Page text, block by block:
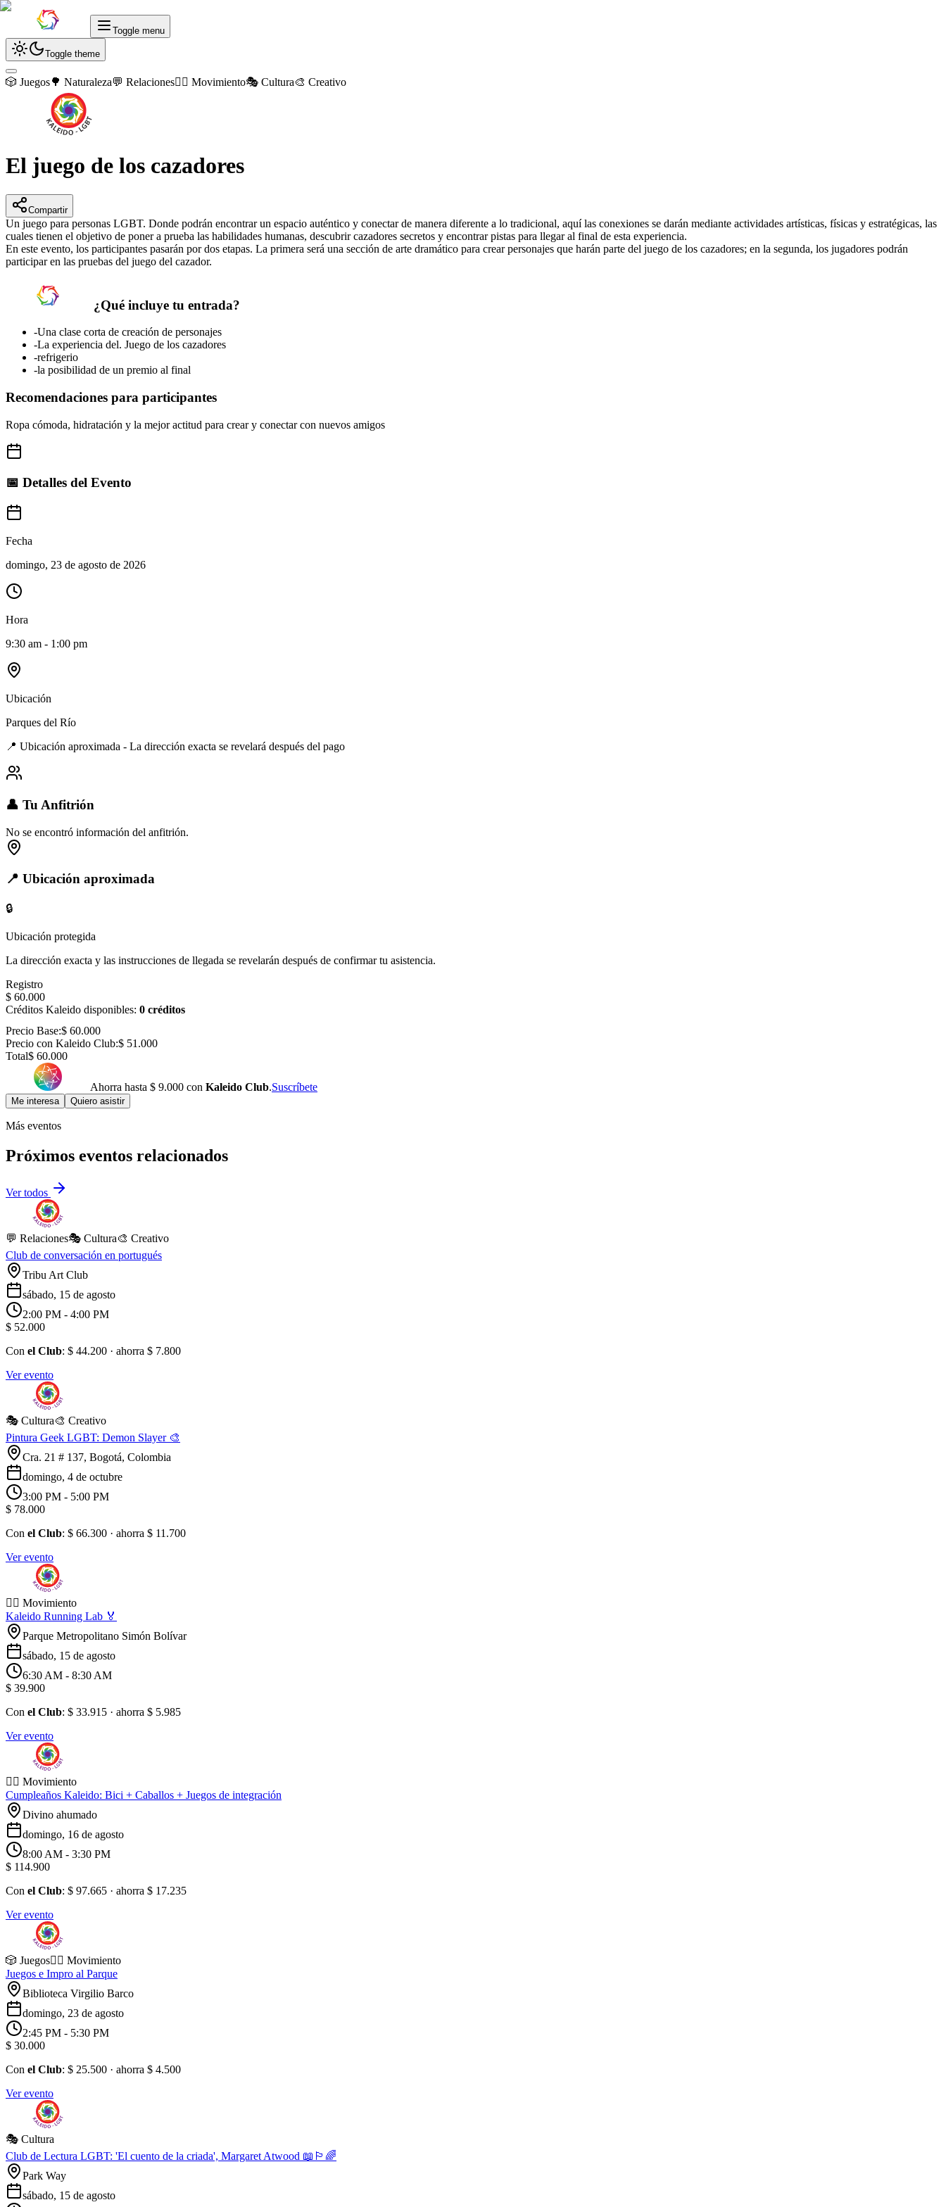
Toggle menu
Toggle theme
🎲 Juegos🌳 Naturaleza💬 Relaciones🏃‍♂️ Movimiento🎭 Cultura🎨 Creativo
El juego de los cazadores
Compartir
Un juego para personas LGBT. Donde podrán encontrar un espacio auténtico y conectar de manera diferente a lo tradicional, aquí las conexiones se darán mediante actividades artísticas, físicas y estratégicas, las
cuales tienen el objetivo de poner a prueba las habilidades humanas, descubrir cazadores secretos y encontrar pistas para llegar al final de esta experiencia.
En este evento, los participantes pasarán por dos etapas. La primera será una sección de arte dramático para crear personajes que harán parte del juego de los cazadores; en la segunda, los jugadores podrán
participar en las pruebas del juego del cazador.
¿Qué incluye tu entrada?
-Una clase corta de creación de personajes
-La experiencia del. Juego de los cazadores
-refrigerio
-la posibilidad de un premio al final
Recomendaciones para participantes
Ropa cómoda, hidratación y la mejor actitud para crear y conectar con nuevos amigos
📅 Detalles del Evento
Fecha
domingo, 23 de agosto de 2026
Hora
9:30 am - 1:00 pm
Ubicación
Parques del Río
📍 Ubicación aproximada - La dirección exacta se revelará después del pago
👤 Tu Anfitrión
No se encontró información del anfitrión.
📍 Ubicación aproximada
🔒
Ubicación protegida
La dirección exacta y las instrucciones de llegada se revelarán después de confirmar tu asistencia.
Registro
$ 60.000
Créditos Kaleido disponibles: 0 créditos
Precio Base:$ 60.000
Precio con Kaleido Club:$ 51.000
Total$ 60.000
Ahorra hasta $ 9.000 con Kaleido Club.Suscríbete
Me interesa Quiero asistir
Más eventos
Próximos eventos relacionados
Ver todos
💬 Relaciones🎭 Cultura🎨 Creativo
Club de conversación en portugués
Tribu Art Club
sábado, 15 de agosto
2:00 PM - 4:00 PM
$ 52.000
Con el Club: $ 44.200 · ahorra $ 7.800
Ver evento
🎭 Cultura🎨 Creativo
Pintura Geek LGBT: Demon Slayer 🎨
Cra. 21 # 137, Bogotá, Colombia
domingo, 4 de octubre
3:00 PM - 5:00 PM
$ 78.000
Con el Club: $ 66.300 · ahorra $ 11.700
Ver evento
🏃‍♂️ Movimiento
Kaleido Running Lab 🏅
Parque Metropolitano Simón Bolívar
sábado, 15 de agosto
6:30 AM - 8:30 AM
$ 39.900
Con el Club: $ 33.915 · ahorra $ 5.985
Ver evento
🏃‍♂️ Movimiento
Cumpleaños Kaleido: Bici + Caballos + Juegos de integración
Divino ahumado
domingo, 16 de agosto
8:00 AM - 3:30 PM
$ 114.900
Con el Club: $ 97.665 · ahorra $ 17.235
Ver evento
🎲 Juegos🏃‍♂️ Movimiento
Juegos e Impro al Parque
Biblioteca Virgilio Barco
domingo, 23 de agosto
2:45 PM - 5:30 PM
$ 30.000
Con el Club: $ 25.500 · ahorra $ 4.500
Ver evento
🎭 Cultura
Club de Lectura LGBT: 'El cuento de la criada', Margaret Atwood 📖🏳️‍🌈
Park Way
sábado, 15 de agosto